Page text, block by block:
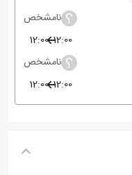
نامشخص
12:00
12:00
نامشخص
12:00
12:00